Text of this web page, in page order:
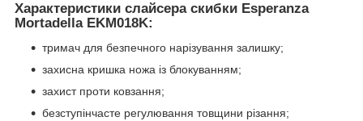
Характеристики слайсера скибки Esperanza
Mortadella EKM018K:
тримач для безпечного нарізування залишку;
захисна кришка ножа із блокуванням;
захист проти ковзання;
безступінчасте регулювання товщини різання;